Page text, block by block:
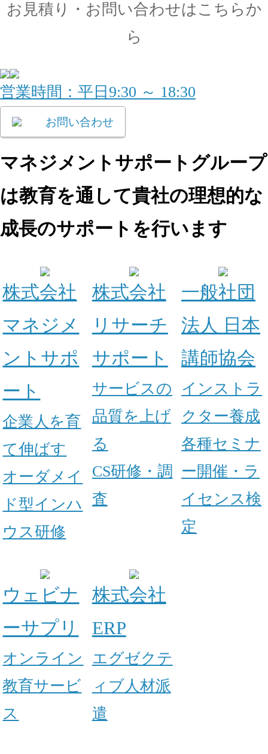
お見積り・ お問い合わせはこちらか
ら
営業時間：平日9:30 ～ 18:30
お問い合わせ
マネジメントサポートグループ
は教育を通して貴社の理想的な
成長のサポートを行います
株式会社
マネジメ
ントサポ
ート
企業人を育
て伸ばす
オーダメイ
ド型インハ
ウス研修
株式会社
リサーチ
サポート
サービスの
品質を上げ
る
CS研修・調
査
一般社団
法人
日本
講師協会
インストラ
クター養成
各種セミナ
ー開催・ラ
イセンス検
定
ウェビナ
ーサプリ
オンライン
教育サービ
ス
株式会社
ERP
エグゼクテ
ィブ人材派
遣